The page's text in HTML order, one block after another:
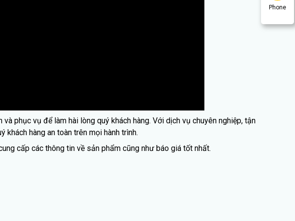
Phone
phục vụ để làm hài lòng quý khách hàng. Với dịch vụ chuyên nghiệp, tận
hàng an toàn trên mọi hành trình.
cấp các thông tin về sản phẩm cũng như báo giá tốt nhất.